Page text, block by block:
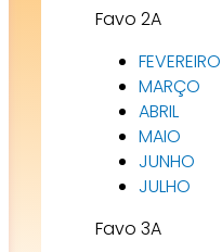
Favo 2A
FEVEREIRO
MARÇO
ABRIL
MAIO
JUNHO
JULHO
Favo 3A